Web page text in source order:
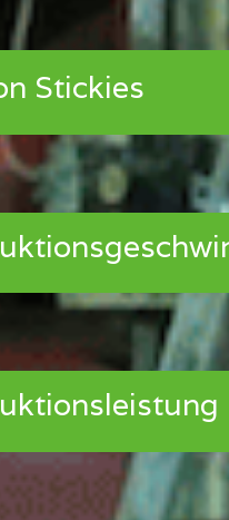
Stickies